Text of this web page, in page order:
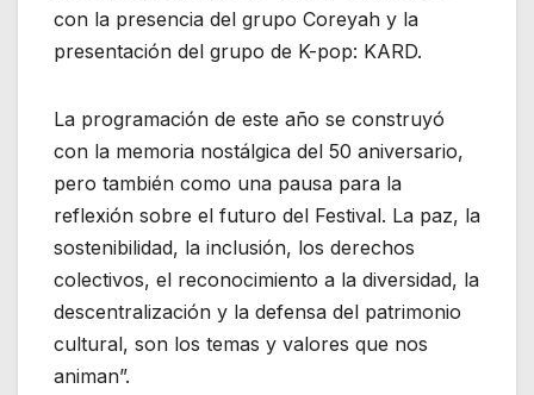
con la presencia del grupo Coreyah y la
presentación del grupo de K-pop: KARD.
La programación de este año se construyó
con la memoria nostálgica del 50 aniversario,
pero también como una pausa para la
reflexión sobre el futuro del Festival. La paz, la
sostenibilidad, la inclusión, los derechos
colectivos, el reconocimiento a la diversidad, la
descentralización y la defensa del patrimonio
cultural, son los temas y valores que nos
animan”.